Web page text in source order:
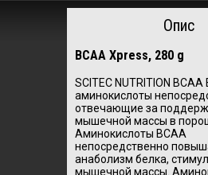
Опис
BCAA Xpress, 280 g
SCITEC NUTRITION BCAA
аминокислоты
отвечающие за
мышечной массы в
Аминокислоты BCAA
непосредственно
анаболизм белка,
мышечной массы.